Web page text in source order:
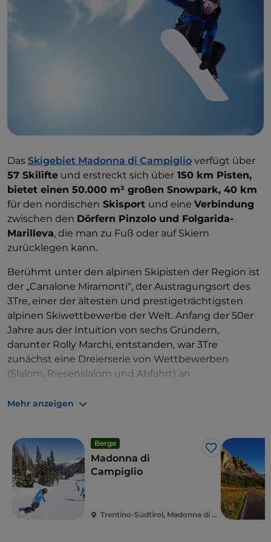
Das Skigebiet Madonna di Campiglio verfügt über
57 Skilifte und erstreckt sich über 150 km Pisten,
bietet einen 50.000 m² großen Snowpark, 40 km
für den nordischen Skisport und eine Verbindung
zwischen den Dörfern Pinzolo und Folgarida-
Marilleva, die man zu Fuß oder auf Skiern
zurücklegen kann.
Berühmt unter den alpinen Skipisten der Region ist
der „Canalone Miramonti“, der Austragungsort des
3Tre, einer der ältesten und prestigeträchtigsten
alpinen Skiwettbewerbe der Welt. Anfang der 50er
Jahre aus der Intuition von sechs Gründern,
darunter Rolly Marchi, entstanden, war 3Tre
zunächst eine Dreierserie von Wettbewerben
(Slalom, Riesenslalom und Abfahrt) an
ihren festen Sitz in Madonna di Campiglio fanden.
alpinen Skiweltcupgehört, wird seit den 1980er
Jahren nur noch mit dem Slalom auf der Piste von
Canalone Miramonti ausgetragen, der seit Anfang
der 2000er Jahre nachts mit künstlicher
Beleuchtung in einer noch spektakuläreren Form
abgehalten wird, die Jahr für Jahr mit
Mehr anzeigen
Berge
Like
Madonna di
Campiglio
Trentino-Südtirol, Madonna di Campiglio